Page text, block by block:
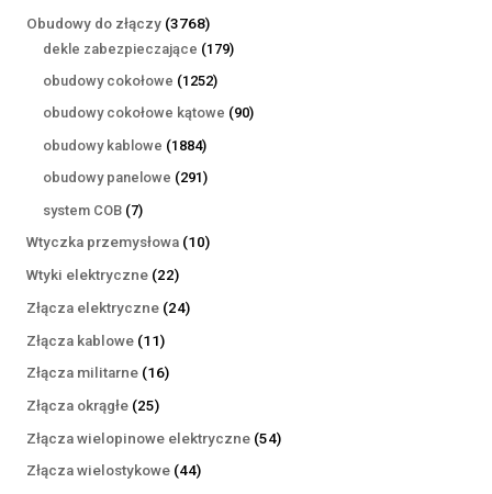
produktów
Obudowy do złączy 37683768
produktów
dekle zabezpieczające 179179
obudowy cokołowe 12521252
produkty
obudowy cokołowe kątowe 9090
obudowy kablowe 18841884
produkty
obudowy panelowe 291291
system COB 77
produktów
Wtyczka przemysłowa 1010
Wtyki elektryczne 2222
produkty
Złącza elektryczne 2424
Złącza kablowe 1111
produktów
Złącza militarne 1616
Złącza okrągłe 2525
produktów
Złącza wielopinowe elektryczne 5454
Złącza wielostykowe 4444